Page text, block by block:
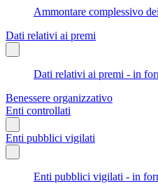
Ammontare complessivo
Dati relativi ai premi
Dati relativi ai premi - in
Benessere organizzativo
Enti controllati
Enti pubblici vigilati
Enti pubblici vigilati - in